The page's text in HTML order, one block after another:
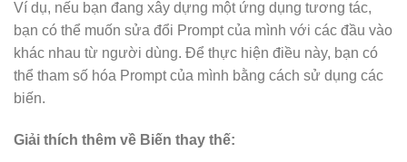
Ví dụ, nếu bạn đang xây dựng một ứng dụng tương tác,
bạn có thể muốn sửa đổi Prompt của mình với các đầu vào
khác nhau từ người dùng. Để thực hiện điều này, bạn có
thể tham số hóa Prompt của mình bằng cách sử dụng các
biến.
Giải thích thêm về Biến thay thế: